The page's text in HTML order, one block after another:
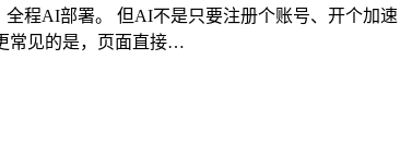
全程AI部署。 但AI不是只要注册个账号、开个加速
常见的是，页面直接…